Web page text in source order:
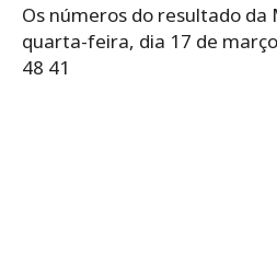
Os números do resultado da
quarta-feira, dia 17 de
48 41